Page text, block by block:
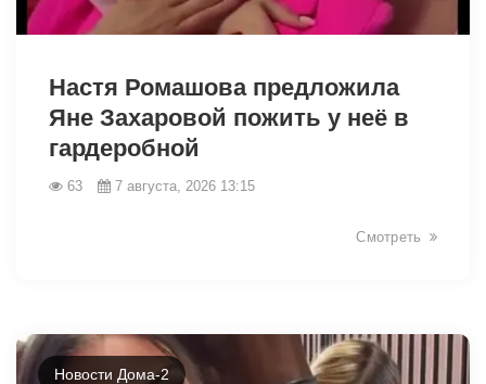
Настя Ромашова предложила
Яне Захаровой пожить у неё в
гардеробной
63 7 августа, 2026 13:15
Смотреть
Новости Дома-2